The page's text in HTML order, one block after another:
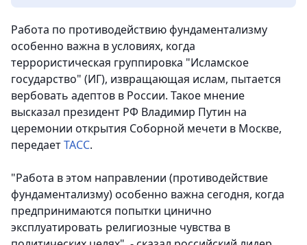
Работа по противодействию фундаментализму
особенно важна в условиях, когда
террористическая группировка "Исламское
государство" (ИГ), извращающая ислам, пытается
вербовать адептов в России. Такое мнение
высказал президент РФ Владимир Путин на
церемонии открытия Соборной мечети в Москве,
передаетТАСС.
"Работа в этом направлении (противодействие
фундаментализму) особенно важна сегодня, когда
предпринимаются попытки цинично
эксплуатировать религиозные чувства в